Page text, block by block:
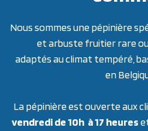
Nous sommes une pépinière
et arbuste fruitier rare
adaptés au climat tempéré,
en
La pépinière est ouverte aux
vendredi de 10h à 17 heures